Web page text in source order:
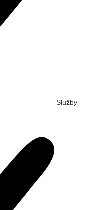
Služby